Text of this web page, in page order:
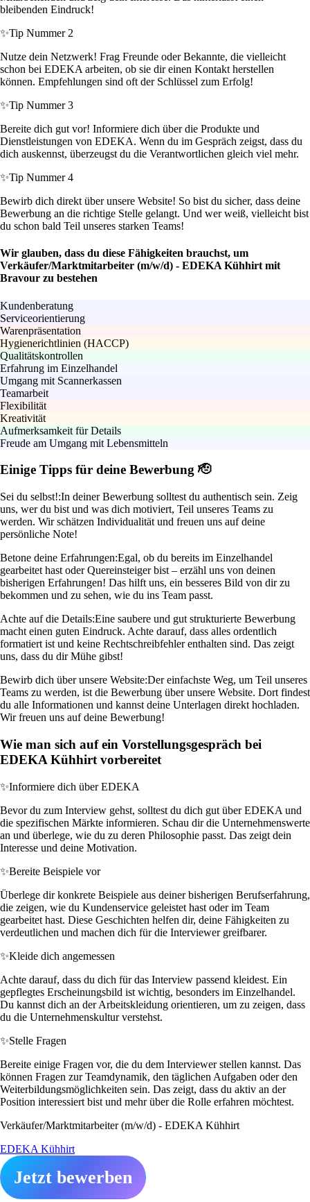
bleibenden Eindruck!
✨Tip Nummer 2
Nutze dein Netzwerk! Frag Freunde oder Bekannte, die vielleicht
schon bei EDEKA arbeiten, ob sie dir einen Kontakt herstellen
können. Empfehlungen sind oft der Schlüssel zum Erfolg!
✨Tip Nummer 3
Bereite dich gut vor! Informiere dich über die Produkte und
Dienstleistungen von EDEKA. Wenn du im Gespräch zeigst, dass du
dich auskennst, überzeugst du die Verantwortlichen gleich viel mehr.
✨Tip Nummer 4
Bewirb dich direkt über unsere Website! So bist du sicher, dass deine
Bewerbung an die richtige Stelle gelangt. Und wer weiß, vielleicht bist
du schon bald Teil unseres starken Teams!
Wir glauben, dass du diese Fähigkeiten brauchst, um
Verkäufer/Marktmitarbeiter (m/w/d) - EDEKA Kühhirt mit
Bravour zu bestehen
Kundenberatung
Serviceorientierung
Warenpräsentation
Hygienerichtlinien (HACCP)
Qualitätskontrollen
Erfahrung im Einzelhandel
Umgang mit Scannerkassen
Teamarbeit
Flexibilität
Kreativität
Aufmerksamkeit für Details
Freude am Umgang mit Lebensmitteln
Einige Tipps für deine Bewerbung 🫡
Sei du selbst!:In deiner Bewerbung solltest du authentisch sein. Zeig
uns, wer du bist und was dich motiviert, Teil unseres Teams zu
werden. Wir schätzen Individualität und freuen uns auf deine
persönliche Note!
Betone deine Erfahrungen:Egal, ob du bereits im Einzelhandel
gearbeitet hast oder Quereinsteiger bist – erzähl uns von deinen
bisherigen Erfahrungen! Das hilft uns, ein besseres Bild von dir zu
bekommen und zu sehen, wie du ins Team passt.
Achte auf die Details:Eine saubere und gut strukturierte Bewerbung
macht einen guten Eindruck. Achte darauf, dass alles ordentlich
formatiert ist und keine Rechtschreibfehler enthalten sind. Das zeigt
uns, dass du dir Mühe gibst!
Bewirb dich über unsere Website:Der einfachste Weg, um Teil unseres
Teams zu werden, ist die Bewerbung über unsere Website. Dort findest
du alle Informationen und kannst deine Unterlagen direkt hochladen.
Wir freuen uns auf deine Bewerbung!
Wie man sich auf ein Vorstellungsgespräch bei
EDEKA Kühhirt vorbereitet
✨Informiere dich über EDEKA
Bevor du zum Interview gehst, solltest du dich gut über EDEKA und
die spezifischen Märkte informieren. Schau dir die Unternehmenswerte
an und überlege, wie du zu deren Philosophie passt. Das zeigt dein
Interesse und deine Motivation.
✨Bereite Beispiele vor
Überlege dir konkrete Beispiele aus deiner bisherigen Berufserfahrung,
die zeigen, wie du Kundenservice geleistet hast oder im Team
gearbeitet hast. Diese Geschichten helfen dir, deine Fähigkeiten zu
verdeutlichen und machen dich für die Interviewer greifbarer.
✨Kleide dich angemessen
Achte darauf, dass du dich für das Interview passend kleidest. Ein
gepflegtes Erscheinungsbild ist wichtig, besonders im Einzelhandel.
Du kannst dich an der Arbeitskleidung orientieren, um zu zeigen, dass
du die Unternehmenskultur verstehst.
✨Stelle Fragen
Bereite einige Fragen vor, die du dem Interviewer stellen kannst. Das
können Fragen zur Teamdynamik, den täglichen Aufgaben oder den
Weiterbildungsmöglichkeiten sein. Das zeigt, dass du aktiv an der
Position interessiert bist und mehr über die Rolle erfahren möchtest.
Verkäufer/Marktmitarbeiter (m/w/d) - EDEKA Kühhirt
EDEKA Kühhirt
Jetzt bewerben